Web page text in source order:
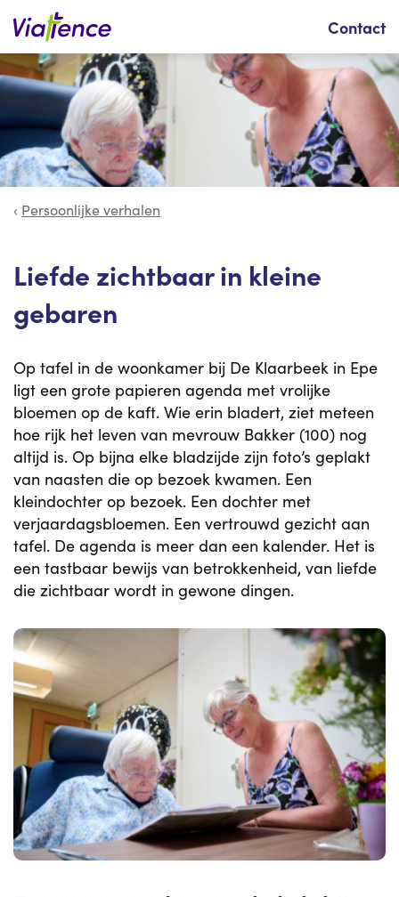
Contact
Zoeken
Persoonlijke verhalen
Liefde zichtbaar in kleine
gebaren
Op tafel in de woonkamer bij De Klaarbeek in Epe
ligt een grote papieren agenda met vrolijke
bloemen op de kaft. Wie erin bladert, ziet meteen
hoe rijk het leven van mevrouw Bakker (100) nog
altijd is. Op bijna elke bladzijde zijn foto’s geplakt
van naasten die op bezoek kwamen. Een
kleindochter op bezoek. Een dochter met
verjaardagsbloemen. Een vertrouwd gezicht aan
tafel. De agenda is meer dan een kalender. Het is
een tastbaar bewijs van betrokkenheid, van liefde
die zichtbaar wordt in gewone dingen.